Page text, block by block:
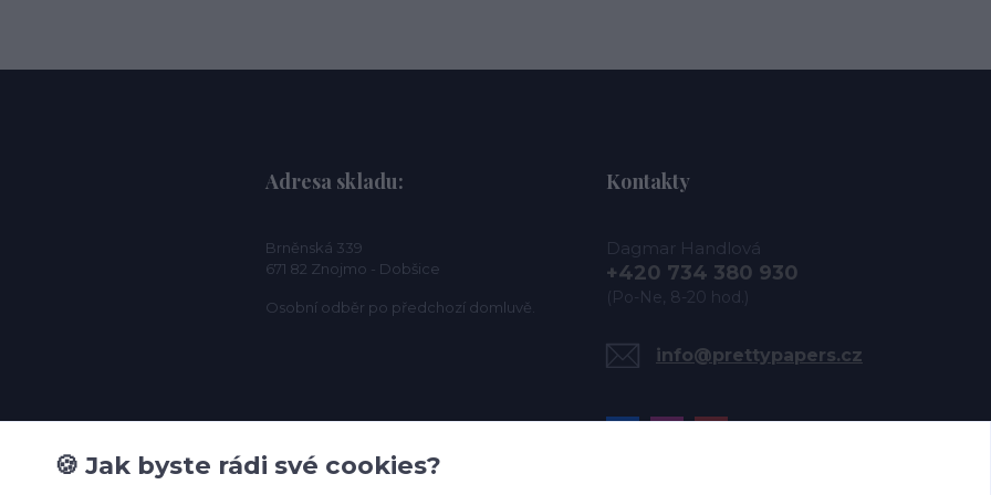
Adresa skladu:
Brněnská 339
671 82 Znojmo - Dobšice
Osobní odběr po předchozí domluvě.
Kontakty
Dagmar Handlová
+420 734 380 930
(Po-Ne, 8-20 hod.)
info@prettypapers.cz
🍪 Jak byste rádi své cookies?